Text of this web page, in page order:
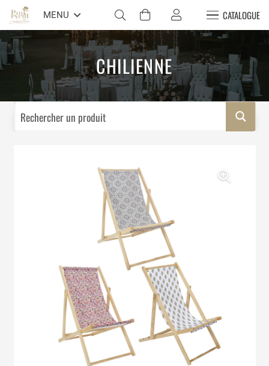
MENU CATALOGUE
CHILIENNE